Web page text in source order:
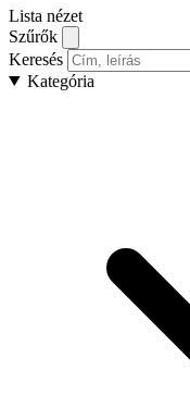
Lista nézet
Szűrők
Keresés
Kategória